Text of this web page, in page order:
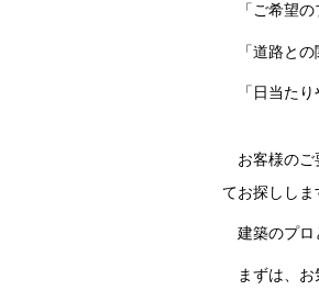
「ご希望
「道路との
「日当た
お客様の
てお探ししま
建築のプロ
まずは、お